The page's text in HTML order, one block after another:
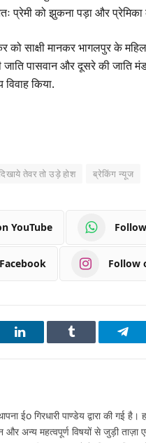
प्रेमी को झुकना पड़ा और प्रेमिका
साक्षी मानकर भागलपुर के
जाति पासवान और दूसरे की जाति
किया.
तेवर तो उड़े होश ब्रेकिंग न्यूज
YouTube
Follow
LinkedIn Tumblr
ईo गिरधारी पाण्डेय द्वारा की गई है।
अन्य महत्वपूर्ण विषयों से जुड़ी ताज़ा